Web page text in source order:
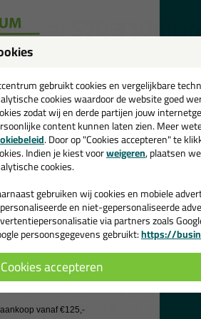
S70 310ml
je kit in een specifieke kleur? Gevonden!
voor verschillende toepassingen.
kleur zoekt met gegarandeerd
nog! Op voorraad en op werkdagen
je meer weten over de toepassing en
& tricks voor Ottoseal
volgende blogs wordt dit product gebruikt:
Bad kitten, zo doe je dat!
De badkamer kitten? Lees hier hoe!
Douche kitten, zo doe je dat!
Hoe kan je kit verwijderen?
Hoe kies je de juiste kit kleur?
Hoe kit ik een (natuursteen) aanrechtblad
Kookplaat afkitten? Hier lees je ons advies
SPC wandpanelen lijmen, zo doe je dat!
Spiegel lijmen, zo doe je dat!
gebruikt cookies en vergelijkbare
cookies waardoor de website goed
zodat wij en derde partijen jouw
content kunnen laten zien. Meer
. Door op "Cookies accepteren" te
Indien je kiest voorweigeren, plaatsen
cookies.
gebruiken wij cookies en mobiele
en niet-gepersonaliseerde
via partners zoals
persoonsgegevens gebruikt:https://
Cookies accepteren
💚
en ontvang een
€35,-bij je eerste bestelling!
de actiecode ›
geen cadeau
vanaf €125,-